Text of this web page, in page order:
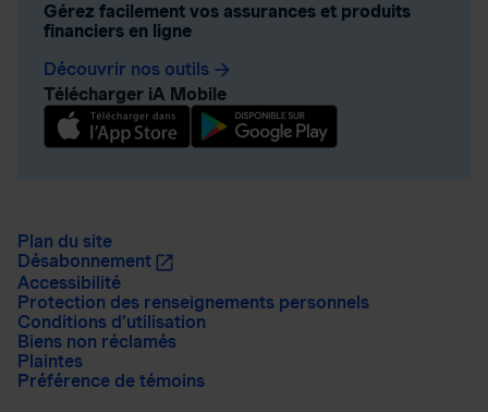
Gérez facilement vos assurances et produits
financiers en ligne
Découvrir nos outils arrow_forward
Télécharger iA Mobile
Plan du site
Désabonnement
Accessibilité
Protection des renseignements personnels
Conditions d’utilisation
Biens non réclamés
Plaintes
Préférence de témoins